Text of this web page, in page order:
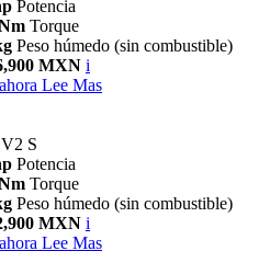
Potencia
Torque
Peso húmedo (sin combustible)
MXN i
Lee Mas
S
Potencia
Torque
Peso húmedo (sin combustible)
MXN i
Lee Mas